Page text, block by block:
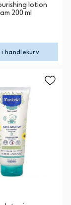
lotion
200 ml
i handlekurv